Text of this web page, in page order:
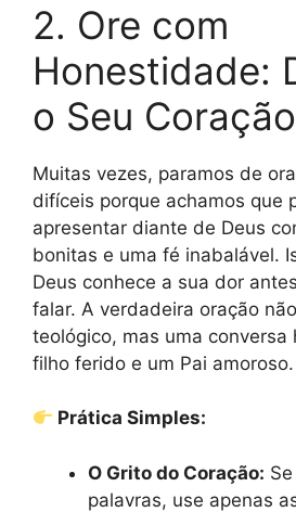
2. Ore com
Honestidade:
o Seu Coração
Muitas vezes, paramos de
difíceis porque achamos que
apresentar diante de Deus
bonitas e uma fé inabalável.
Deus conhece a sua dor
falar. A verdadeira oração
teológico, mas uma conversa
filho ferido e um Pai amoroso.
Prática Simples:
O Grito do Coração:
palavras, use apenas